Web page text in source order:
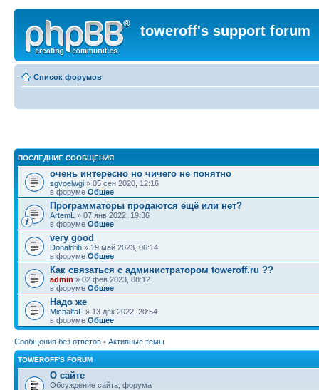
toweroff's support forum
Список форумов
ПОСЛЕДНИЕ СООБЩЕНИЯ
очень интересно но чичего не понятно
sgvoelwgi » 05 сен 2020, 12:16
в форуме Общее
Программаторы продаются ещё или нет?
ArtemL » 07 янв 2022, 19:36
в форуме Общее
very good
Donaldfib » 19 май 2023, 06:14
в форуме Общее
Как связаться с администратором toweroff.ru ??
admin » 02 фев 2023, 08:12
в форуме Общее
Надо же
MichalfaF » 13 дек 2022, 20:54
в форуме Общее
Сообщения без ответов • Активные темы
TOWEROFF'S FORUM
О сайте
Обсуждение сайта, форума